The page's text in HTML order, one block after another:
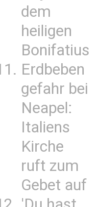
dem
heiligen
Bonifatius
Erdbeben
gefahr bei
Neapel:
Italiens
Kirche
ruft zum
Gebet auf